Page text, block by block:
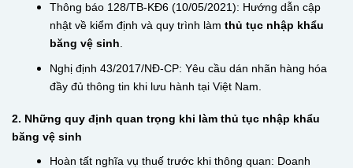
Thông báo 128/TB-KĐ6 (10/05/2021): Hướng dẫn cập
nhật về kiểm định và quy trình làm thủ tục nhập khẩu
băng vệ sinh
Nghị định 43/2017/NĐ-CP: Yêu cầu dán nhãn hàng hóa
đầy đủ thông tin khi lưu hành tại Việt Nam.
2. Những quy định quan trọng khi làm thủ tục nhập khẩu
băng vệ sinh
Hoàn tất nghĩa vụ thuế trước khi thông quan: Doanh